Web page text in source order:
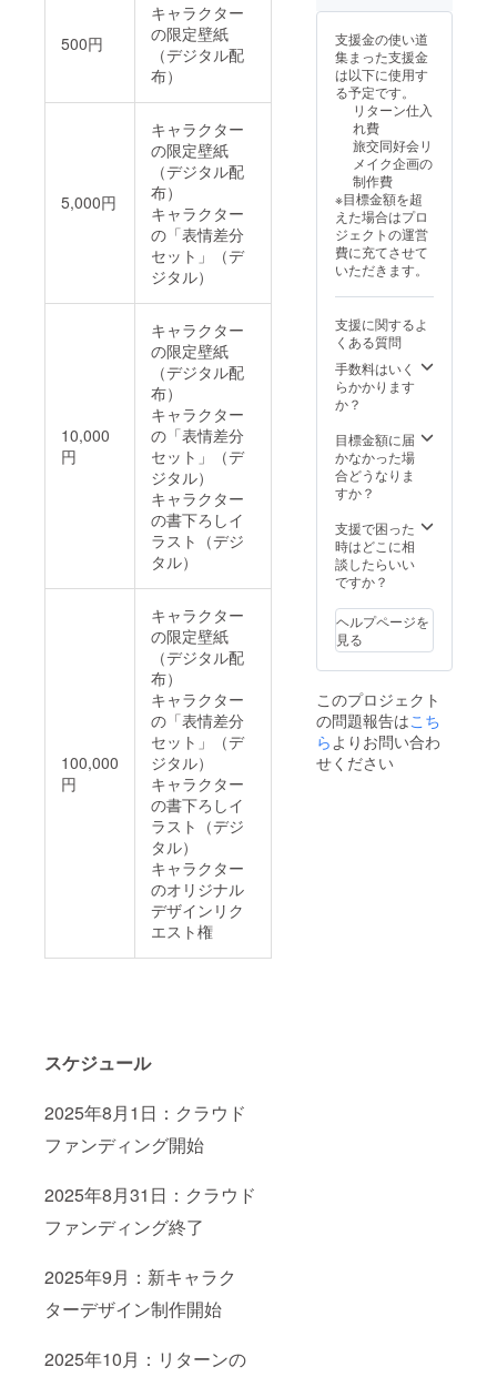
500円
キャラクター
の限定壁紙
（デジタル配
布）
5,000円
キャラクター
の限定壁紙
（デジタル配
布）
キャラクター
の「表情差分
セット」（デ
ジタル）
10,000
円
キャラクター
の限定壁紙
（デジタル配
布）
キャラクター
の「表情差分
セット」（デ
ジタル）
キャラクター
の書下ろしイ
ラスト（デジ
タル）
100,000
円
キャラクター
の限定壁紙
（デジタル配
布）
キャラクター
の「表情差分
セット」（デ
ジタル）
キャラクター
の書下ろしイ
ラスト（デジ
タル）
キャラクター
のオリジナル
デザインリク
エスト権
スケジュール
2025年8月1日：クラウド
ファンディング開始
2025年8月31日：クラウド
ファンディング終了
2025年9月：新キャラク
ターデザイン制作開始
2025年10月：リターンの
支援金の使い道
集まった支援金
は以下に使用す
る予定です。
リターン仕入
れ費
旅交同好会リ
メイク企画の
制作費
※目標金額を超
えた場合はプロ
ジェクトの運営
費に充てさせて
いただきます。
支援に関するよ
くある質問
手数料はいく
らかかります
か？
目標金額に届
かなかった場
合どうなりま
すか？
支援で困った
時はどこに相
談したらいい
ですか？
ヘルプページを
見る
このプロジェクト
の問題報告はこち
らよりお問い合わ
せください